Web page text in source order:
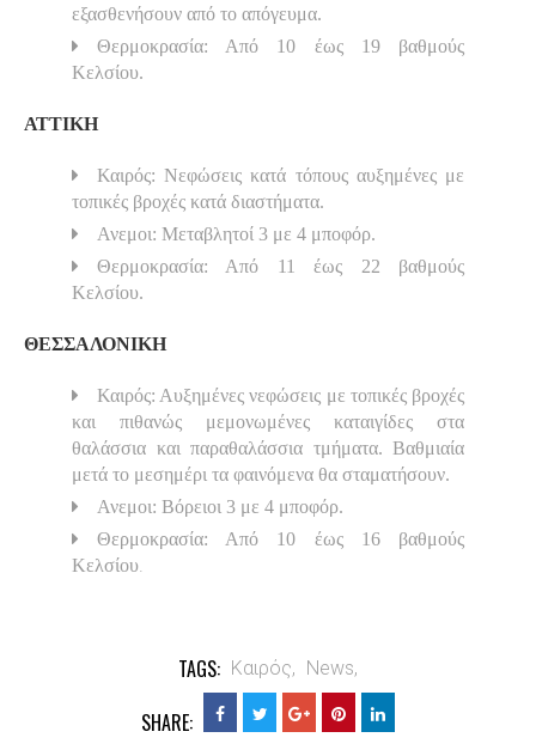
εξασθενήσουν από το απόγευμα.
Θερμοκρασία: Από 10 έως 19 βαθμούς
Κελσίου.
ΑΤΤΙΚΗ
Καιρός: Νεφώσεις κατά τόπους αυξημένες με
τοπικές βροχές κατά διαστήματα.
Ανεμοι: Μεταβλητοί 3 με 4 μποφόρ.
Θερμοκρασία: Από 11 έως 22 βαθμούς
Κελσίου.
ΘΕΣΣΑΛΟΝΙΚΗ
Καιρός: Αυξημένες νεφώσεις με τοπικές βροχές
και πιθανώς μεμονωμένες καταιγίδες στα
θαλάσσια και παραθαλάσσια τμήματα. Βαθμιαία
μετά το μεσημέρι τα φαινόμενα θα σταματήσουν.
Ανεμοι: Βόρειοι 3 με 4 μποφόρ.
Θερμοκρασία: Από 10 έως 16 βαθμούς
Κελσίου.
TAGS: Καιρός, News,
SHARE: